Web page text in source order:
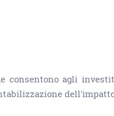
consentono agli